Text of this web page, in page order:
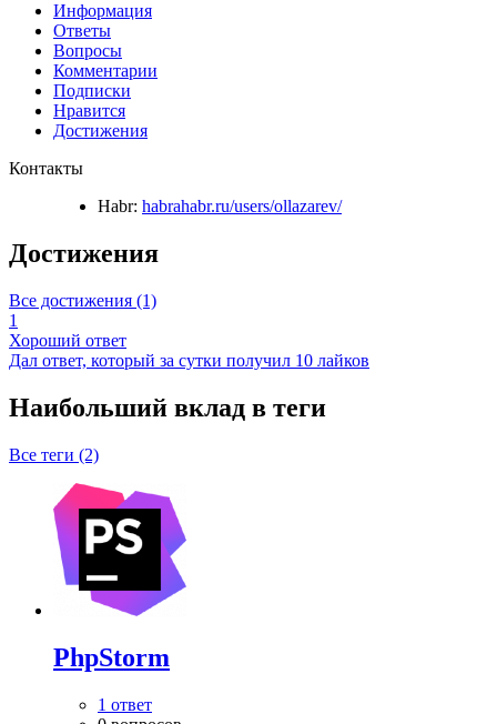
Информация
Ответы
Вопросы
Комментарии
Подписки
Нравится
Достижения
Контакты
Habr: habrahabr.ru/users/ollazarev/
Достижения
Все достижения (1)
1
Хороший ответ
Дал ответ, который за сутки получил 10 лайков
Наибольший вклад в теги
Все теги (2)
PhpStorm
1 ответ